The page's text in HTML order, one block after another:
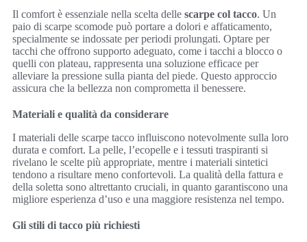
Il comfort è essenziale nella scelta delle scarpe col tacco. Un
paio di scarpe scomode può portare a dolori e affaticamento,
specialmente se indossate per periodi prolungati. Optare per
tacchi che offrono supporto adeguato, come i tacchi a blocco o
quelli con plateau, rappresenta una soluzione efficace per
alleviare la pressione sulla pianta del piede. Questo approccio
assicura che la bellezza non comprometta il benessere.
Materiali e qualità da considerare
I materiali delle scarpe tacco influiscono notevolmente sulla loro
durata e comfort. La pelle, l’ecopelle e i tessuti traspiranti si
rivelano le scelte più appropriate, mentre i materiali sintetici
tendono a risultare meno confortevoli. La qualità della fattura e
della soletta sono altrettanto cruciali, in quanto garantiscono una
migliore esperienza d’uso e una maggiore resistenza nel tempo.
Gli stili di tacco più richiesti